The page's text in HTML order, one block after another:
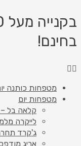
לתוכן
בחינם!
מטפחות כותנה
מטפחות יום
קלאה בל
לייקרה
ג'קרד
אריג
search
search
של
כותנה
דגם
נוצה